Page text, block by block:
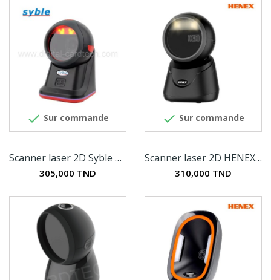
 Sur commande
Scanner laser 2D Syble XB-8608H
305,000 TND
 Sur commande
Scanner laser 2D HENEX HC-6052
310,000 TND